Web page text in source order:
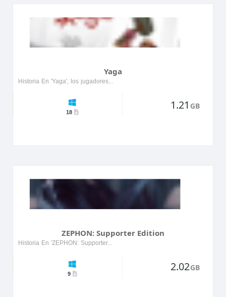
Yaga
Historia En 'Yaga', los jugadores asumen el papel de Ivan, un herrero de una mano en el folclore eslavo, que se embarca en una misión para demostrar su valía al pueblo. Ambientado en un mundo vibr...
18
1.21GB
ZEPHON: Supporter Edition
Historia En 'ZEPHON: Supporter Edition', los jugadores se embarcan en un emocionante viaje a través de un mundo místico lleno de secretos antiguos y poderosos aliados. El protagonista, Zephon, deb...
9
2.02GB